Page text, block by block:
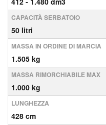
CAPACITÀ SERBATOIO
50 litri
MASSA IN ORDINE DI MARCIA
1.505 kg
MASSA RIMORCHIABILE MAX
1.000 kg
LUNGHEZZA
428 cm